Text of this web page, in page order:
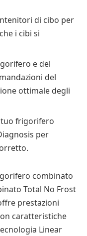
di cibo per
i cibi si
e del
del
ottimale degli
tuo frigorifero
per
combinato
Total No Frost
prestazioni
caratteristiche
Linear